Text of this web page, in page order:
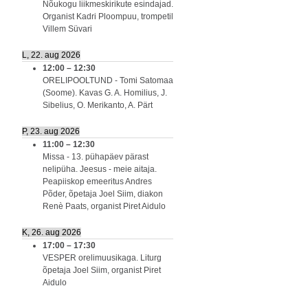
Nõukogu liikmeskirikute esindajad.
Organist Kadri Ploompuu, trompetil
Villem Süvari
L, 22. aug 2026
12:00 – 12:30
ORELIPOOLTUND - Tomi Satomaa
(Soome). Kavas G. A. Homilius, J.
Sibelius, O. Merikanto, A. Pärt
P, 23. aug 2026
11:00 – 12:30
Missa - 13. pühapäev pärast
nelipüha. Jeesus - meie aitaja.
Peapiiskop emeeritus Andres
Põder, õpetaja Joel Siim, diakon
Renè Paats, organist Piret Aidulo
K, 26. aug 2026
17:00 – 17:30
VESPER orelimuusikaga. Liturg
õpetaja Joel Siim, organist Piret
Aidulo